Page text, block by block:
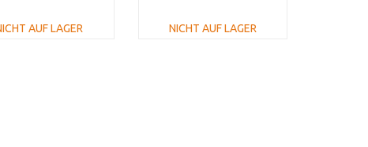
AUF LAGER
NICHT AUF LAGER